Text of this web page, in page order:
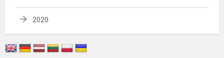
2020